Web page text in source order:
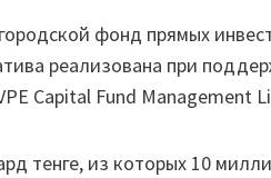
фонд прямых
реализована при
Capital Fund Management
тенге, из которых 10